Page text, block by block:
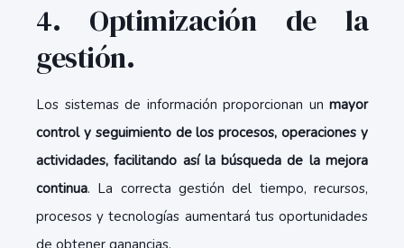
4. Optimización de la
gestión.
Los sistemas de información proporcionan un mayor
control y seguimiento de los procesos, operaciones y
actividades, facilitando así la búsqueda de la mejora
continua. La correcta gestión del tiempo, recursos,
procesos y tecnologías aumentará tus oportunidades
de obtener ganancias.